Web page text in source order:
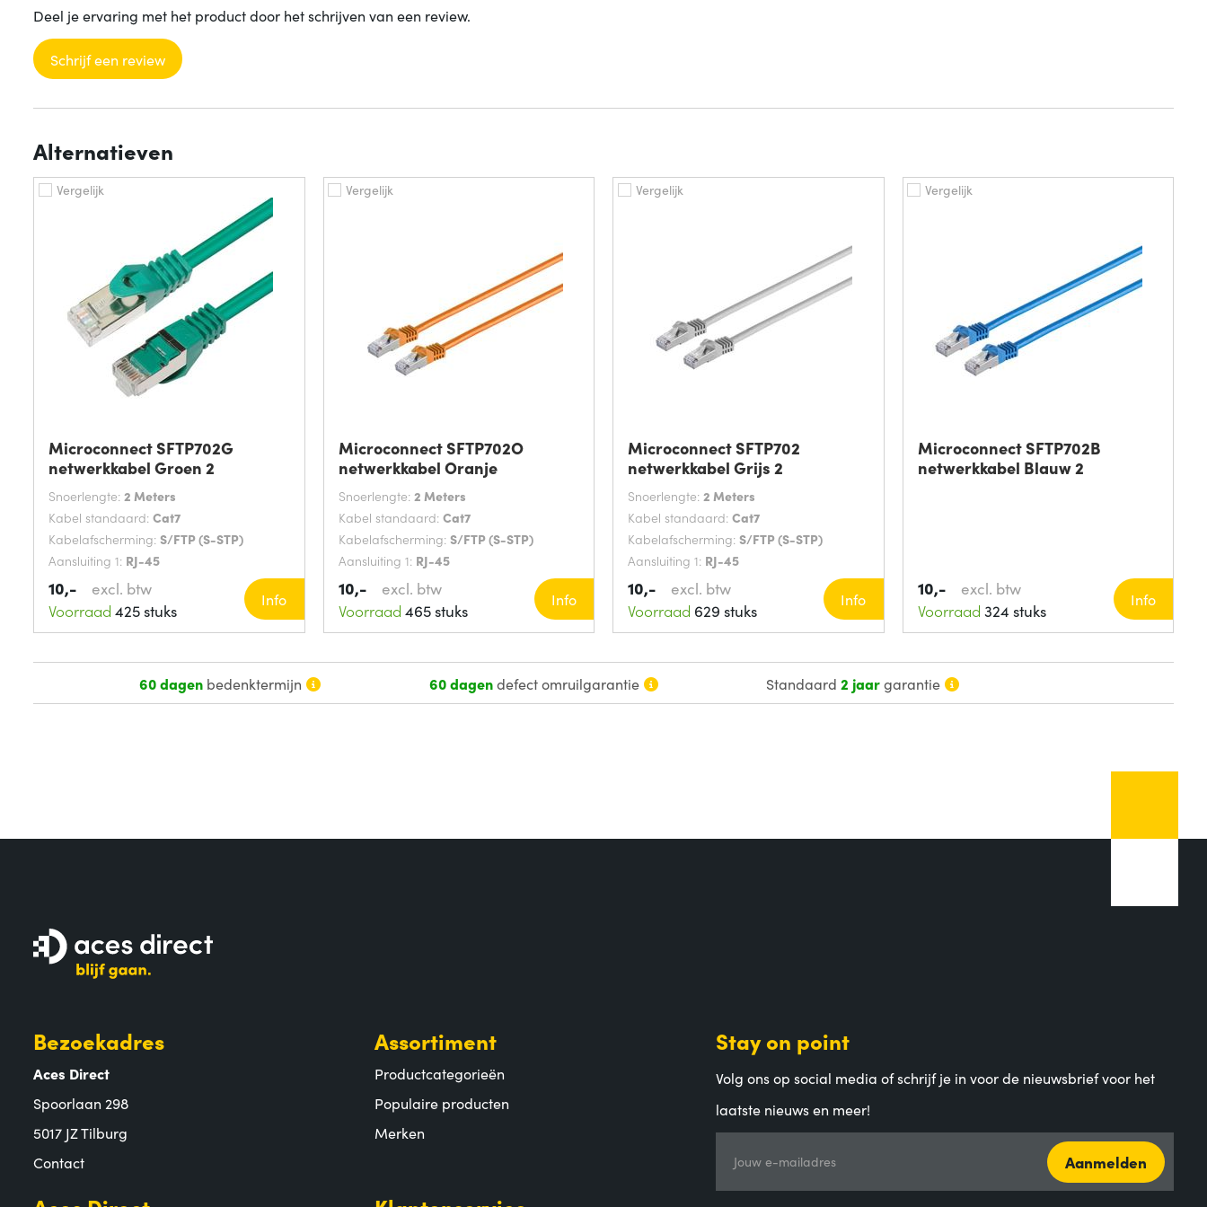
Deel je ervaring met het product door het schrijven van een review.
Schrijf een review
Alternatieven
Vergelijk
Microconnect SFTP702G
netwerkkabel Groen 2
Snoerlengte: 2 Meters
Kabel standaard: Cat7
Kabelafscherming: S/FTP (S-STP)
Aansluiting 1: RJ-45
10,-
excl. btw
Voorraad 425 stuks
Info
Vergelijk
Microconnect SFTP702O
netwerkkabel Oranje
Snoerlengte: 2 Meters
Kabel standaard: Cat7
Kabelafscherming: S/FTP (S-STP)
Aansluiting 1: RJ-45
10,-
excl. btw
Voorraad 465 stuks
Info
Vergelijk
Microconnect SFTP702
netwerkkabel Grijs 2
Snoerlengte: 2 Meters
Kabel standaard: Cat7
Kabelafscherming: S/FTP (S-STP)
Aansluiting 1: RJ-45
10,-
excl. btw
Voorraad 629 stuks
Info
Vergelijk
Microconnect SFTP702B
netwerkkabel Blauw 2
10,-
excl. btw
Voorraad 324 stuks
Info
60 dagenbedenktermijn 60 dagendefect omruilgarantie Standaard2 jaargarantie
Bezoekadres
Aces Direct
Spoorlaan 298
5017 JZ Tilburg
Contact
Assortiment
Productcategorieën
Populaire producten
Merken
Stay on point
Volg ons op social media of schrijf je in voor de nieuwsbrief voor het
laatste nieuws en meer!
Jouw e-mailadres Aanmelden